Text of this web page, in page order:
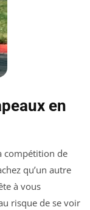
en
compétition de
qu’un autre
à vous
risque de se voir